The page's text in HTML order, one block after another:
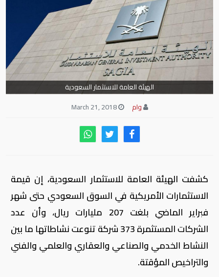
الهيئة العامة للاستثمار السعودية
وام
March 21, 2018
كشفت الهيئة العامة للاستثمار السعودية، إن قيمة
الاستثمارات الأمريكية في السوق السعودي حتى شهر
فبراير الماضي بلغت 207 مليارات ريال، وأن عدد
الشركات المستثمرة 373 شركة تنوعت نشاطاتها ما بين
النشاط الخدمي والصناعي والعقاري والعلمي والفني
والتراخيص المؤقتة.